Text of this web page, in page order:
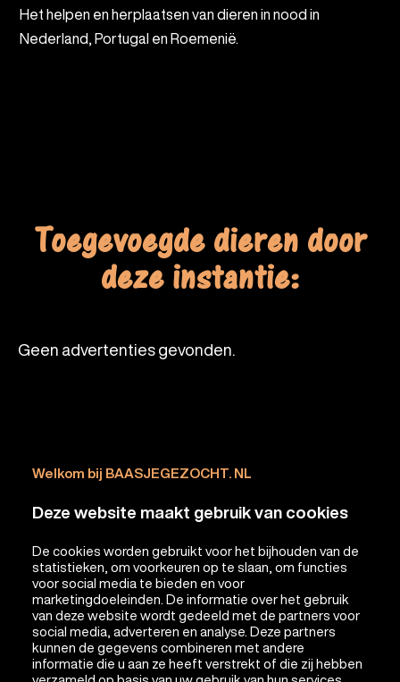
Welkom bij BAASJEGEZOCHT. NL
Deze website maakt gebruik van cookies
De cookies worden gebruikt voor het bijhouden van de
statistieken, om voorkeuren op te slaan, om functies
voor social media te bieden en voor
marketingdoeleinden. De informatie over het gebruik
van deze website wordt gedeeld met de partners voor
social media, adverteren en analyse. Deze partners
kunnen de gegevens combineren met andere
informatie die u aan ze heeft verstrekt of die zij hebben
Het helpen en herplaatsen van dieren in nood in
Nederland, Portugal en Roemenië.
Toegevoegde dieren door
deze instantie:
Geen advertenties gevonden.